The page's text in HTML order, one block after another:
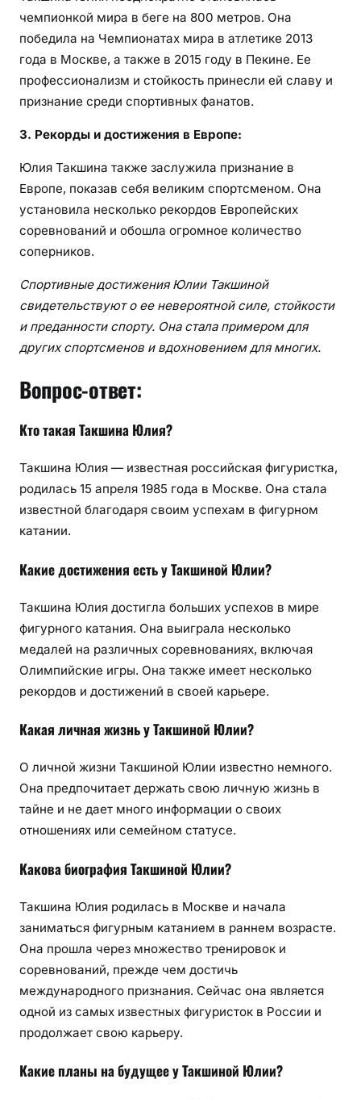
чемпионкой мира в беге на 800 метров. Она
победила на Чемпионатах мира в атлетике 2013
года в Москве, а также в 2015 году в Пекине. Ее
профессионализм и стойкость принесли ей славу и
признание среди спортивных фанатов.
3. Рекорды и достижения в Европе:
Юлия Такшина также заслужила признание в
Европе, показав себя великим спортсменом. Она
установила несколько рекордов Европейских
соревнований и обошла огромное количество
соперников.
Спортивные достижения Юлии Такшиной
свидетельствуют о ее невероятной силе, стойкости
и преданности спорту. Она стала примером для
других спортсменов и вдохновением для многих.
Вопрос-ответ:
Кто такая Такшина Юлия?
Такшина Юлия — известная российская фигуристка,
родилась 15 апреля 1985 года в Москве. Она стала
известной благодаря своим успехам в фигурном
катании.
Какие достижения есть у Такшиной Юлии?
Такшина Юлия достигла больших успехов в мире
фигурного катания. Она выиграла несколько
медалей на различных соревнованиях, включая
Олимпийские игры. Она также имеет несколько
рекордов и достижений в своей карьере.
Какая личная жизнь у Такшиной Юлии?
О личной жизни Такшиной Юлии известно немного.
Она предпочитает держать свою личную жизнь в
тайне и не дает много информации о своих
отношениях или семейном статусе.
Какова биография Такшиной Юлии?
Такшина Юлия родилась в Москве и начала
заниматься фигурным катанием в раннем возрасте.
Она прошла через множество тренировок и
соревнований, прежде чем достичь
международного признания. Сейчас она является
одной из самых известных фигуристок в России и
продолжает свою карьеру.
Какие планы на будущее у Такшиной Юлии?